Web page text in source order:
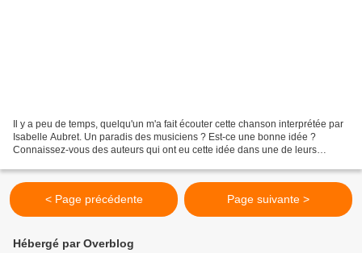
Il y a peu de temps, quelqu'un m'a fait écouter cette chanson interprétée par
Isabelle Aubret. Un paradis des musiciens ? Est-ce une bonne idée ?
Connaissez-vous des auteurs qui ont eu cette idée dans une de leurs
< Page précédente Page suivante >
Hébergé par Overblog